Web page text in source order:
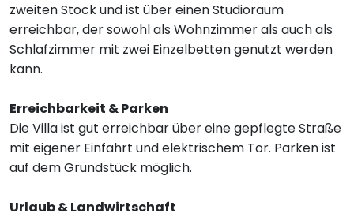
zweiten Stock und ist über einen Studioraum
erreichbar, der sowohl als Wohnzimmer als auch als
Schlafzimmer mit zwei Einzelbetten genutzt werden
kann.
Erreichbarkeit & Parken
Die Villa ist gut erreichbar über eine gepflegte Straße
mit eigener Einfahrt und elektrischem Tor. Parken ist
auf dem Grundstück möglich.
Urlaub & Landwirtschaft